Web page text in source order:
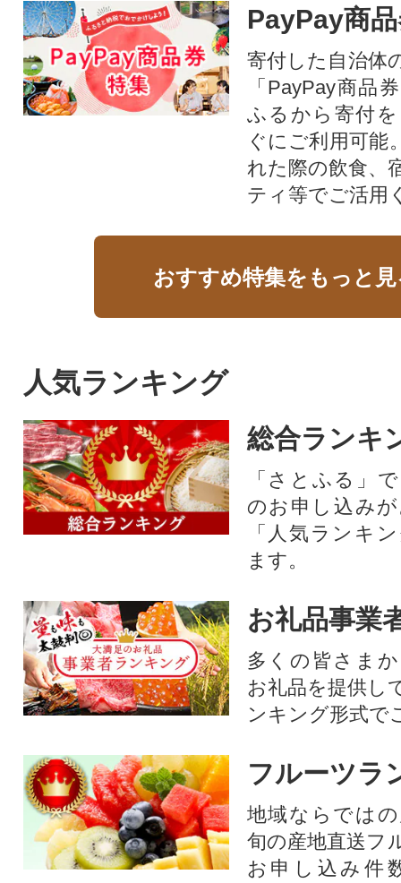
PayPay商
寄付した自治体
「PayPay商品
ふるから寄付
ぐにご利用可能
れた際の飲食、
ティ等でご活用
おすすめ特集をもっと
人気ランキング
総合ランキ
「さとふる」
のお申し込み
「人気ランキ
ます。
お礼品事業
多くの皆さま
お礼品を提供し
ンキング形式で
フルーツラ
地域ならでは
旬の産地直送フ
お申し込み件